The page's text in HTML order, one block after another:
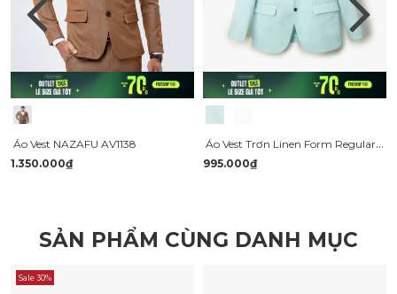
Áo Vest NAZAFU AV1138
1.350.000₫
Áo Vest Trơn Linen Form Regular AV040
995.000₫
SẢN PHẨM CÙNG DANH MỤC
Sale 30%